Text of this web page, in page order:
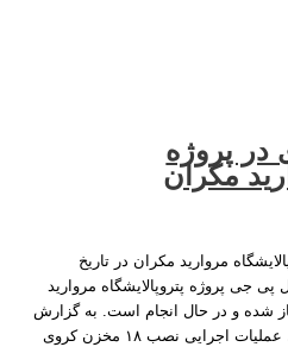
مکران در تاریخ
پتروپالایشگاه مروارید
حال انجام است. به گزارش
روابط عمومی گروه اقتصاد مفید، عملیات اجرایی نصب ۱۸ مخزن کروی